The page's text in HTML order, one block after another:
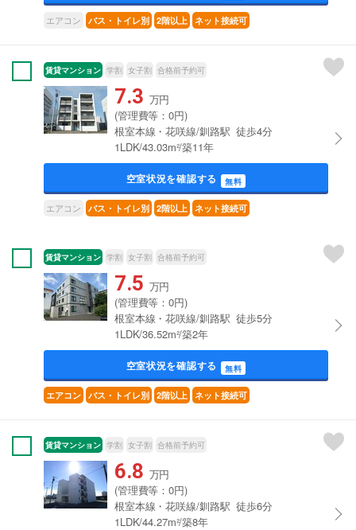
エアコン バス・トイレ別 2階以上 ネット接続可
賃貸マンション 学割 女子割 合格前予約可
7.3 万円
(管理費等：0円)
根室本線・花咲線/釧路駅 徒歩4分
1LDK/43.03m²/築11年
空室状況を確認する 無料
エアコン バス・トイレ別 2階以上 ネット接続可
賃貸マンション 学割 女子割 合格前予約可
7.5 万円
(管理費等：0円)
根室本線・花咲線/釧路駅 徒歩5分
1LDK/36.52m²/築2年
空室状況を確認する 無料
エアコン バス・トイレ別 2階以上 ネット接続可
賃貸マンション 学割 女子割 合格前予約可
6.8 万円
(管理費等：0円)
根室本線・花咲線/釧路駅 徒歩6分
1LDK/44.27m²/築8年